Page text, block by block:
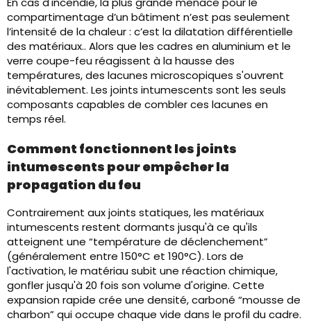
compartimentage d’un bâtiment n’est pas seulement
l’intensité de la chaleur : c’est la dilatation différentielle
des matériaux.. Alors que les cadres en aluminium et le
verre coupe-feu réagissent à la hausse des
températures, des lacunes microscopiques s'ouvrent
inévitablement. Les joints intumescents sont les seuls
composants capables de combler ces lacunes en
temps réel.
Comment fonctionnent les joints
intumescents pour empêcher la
propagation du feu
Contrairement aux joints statiques, les matériaux
intumescents restent dormants jusqu'à ce qu'ils
atteignent une “température de déclenchement”
(généralement entre 150°C et 190°C). Lors de
l'activation, le matériau subit une réaction chimique,
gonfler jusqu'à 20 fois son volume d'origine. Cette
expansion rapide crée une densité, carboné “mousse de
charbon” qui occupe chaque vide dans le profil du cadre.